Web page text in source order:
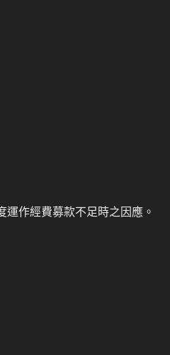
作經費募款不足時之因應。